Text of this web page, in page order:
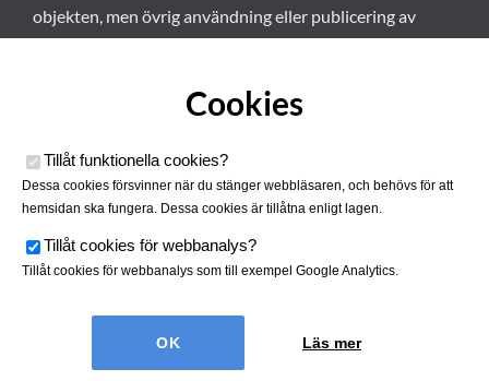
objekten, men övrig användning eller publicering av
Smalspårsarkivet drivs av
Tjustbygdens Järnvägsförening
Cookies
Tillåt funktionella cookies?
Dessa cookies försvinner när du stänger webbläsaren, och behövs för att
hemsidan ska fungera. Dessa cookies är tillåtna enligt lagen.
Tillåt cookies för webbanalys?
Tillåt cookies för webbanalys som till exempel Google Analytics.
Läs mer
Cookies